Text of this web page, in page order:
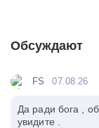
Обсуждают
FS 07.08.26
Да ради бога ,
увидите .